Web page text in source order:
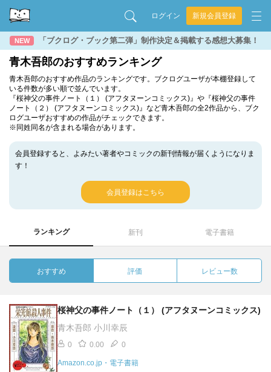
ログイン 新規会員登録
NEW 「ブクログ・ブック第二弾」制作決定＆掲載する感想大募集！
青木吾郎のおすすめランキング
青木吾郎のおすすめ作品のランキングです。ブクログユーザが本棚登録して
いる件数が多い順で並んでいます。
『桜神父の事件ノート（１） (アフタヌーンコミックス)』や『桜神父の事件
ノート（２） (アフタヌーンコミックス)』など青木吾郎の全2作品から、ブク
ログユーザおすすめの作品がチェックできます。
※同姓同名が含まれる場合があります。
会員登録すると、よみたい著者やコミックの新刊情報が届くようになりま
す！
会員登録はこちら
ランキング 新刊 電子書籍
おすすめ 評価 レビュー数
桜神父の事件ノート（１） (アフタヌーンコミックス)
青木吾郎 小川幸辰
0 0.00 0
Amazon.co.jp・電子書籍